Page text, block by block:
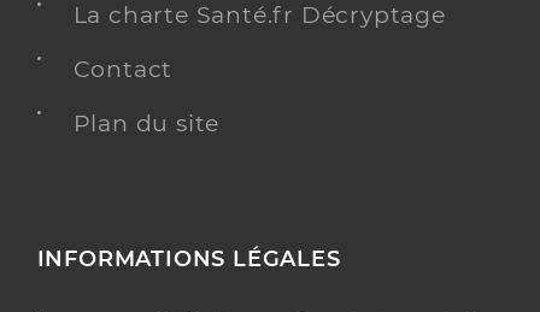
La charte Santé.fr Décryptage
Contact
Plan du site
INFORMATIONS LÉGALES